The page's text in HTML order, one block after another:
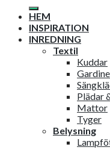
efter:
HEM
INSPIRATION
INREDNING
Textil
Kuddar
Plädar
Mattor
Tyger
Belysning